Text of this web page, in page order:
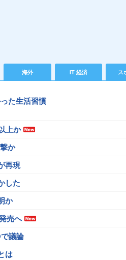
海外 IT 経済 ス
た生活習慣
上か
か
再現
した
か
売へ
議論
は